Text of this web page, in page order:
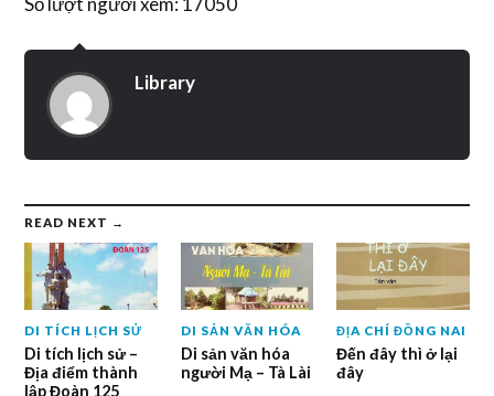
Library
READ NEXT →
DI TÍCH LỊCH SỬ
Di tích lịch sử –
Địa điểm thành
lập Đoàn 125
DI SẢN VĂN HÓA
Di sản văn hóa
người Mạ – Tà Lài
ĐỊA CHÍ ĐỒNG NAI
Đến đây thì ở lại
đây